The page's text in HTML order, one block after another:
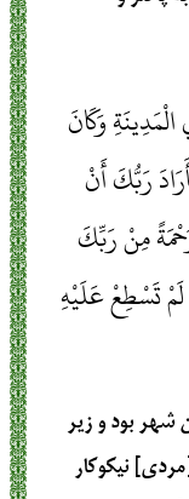
وَكَانَ
رَبُّكَ أَنْ
مِنْ رَبِّكَ
تَسْطِعْ عَلَيْهِ
شهر بود و زير
نيكوكار